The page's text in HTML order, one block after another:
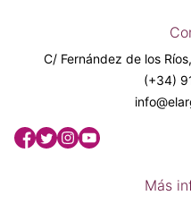
C/ Fernández de los
(+34)
Más